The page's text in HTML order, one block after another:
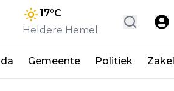
17°C
Heldere Hemel
Gemeente Politiek